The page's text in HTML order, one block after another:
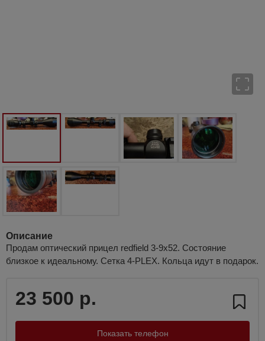
Описание
Продам оптический прицел redfield 3-9x52. Состояние
близкое к идеальному. Сетка 4-PLEX. Кольца идут в подарок.
23 500 р.
Показать телефон